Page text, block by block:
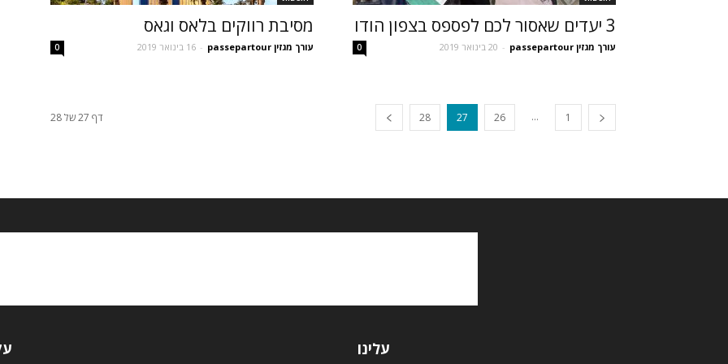
3 יעדים שאסור לכם לפספס בצפון הודו
עורך מגזין passepartour - 20 בינואר 2019 0
מסיבת רווקים בלאס וגאס
עורך מגזין passepartour - 16 בינואר 2019 0
1
...
26
27
28 דף 27 של 28
עלינו